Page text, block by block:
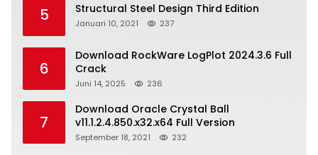
5 Structural Steel Design Third Edition
Januari 10, 2021 237
6
Download RockWare LogPlot 2024.3.6 Full
Crack
Juni 14, 2025 236
7
Download Oracle Crystal Ball
v11.1.2.4.850.x32.x64 Full Version
September 18, 2021 232